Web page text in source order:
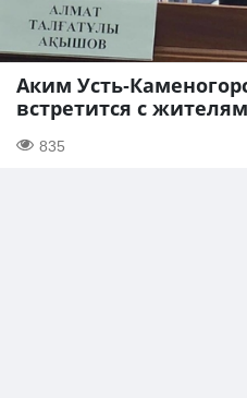
Аким Усть-
встретится с
835